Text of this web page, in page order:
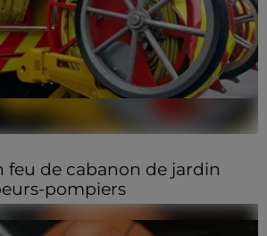
feu de cabanon de jardin
pompiers